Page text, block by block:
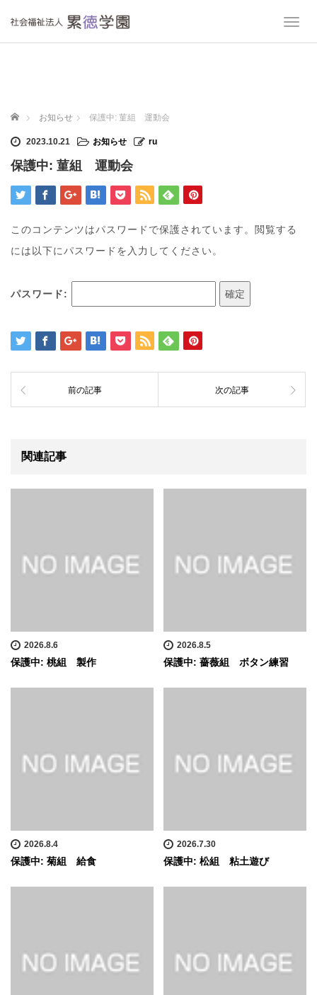
T
n
ホーム お知らせ 保護中: 菫組 運動会
2023.10.21 お知らせ ru
保護中: 菫組 運動会
このコンテンツはパスワードで保護されています。閲覧する
には以下にパスワードを入力してください。
パスワード:
前の記事 次の記事
関連記事
2026.8.6
保護中: 桃組 製作
2026.8.5
保護中: 薔薇組 ボタン練習
2026.8.4
保護中: 菊組 給食
2026.7.30
保護中: 松組 粘土遊び